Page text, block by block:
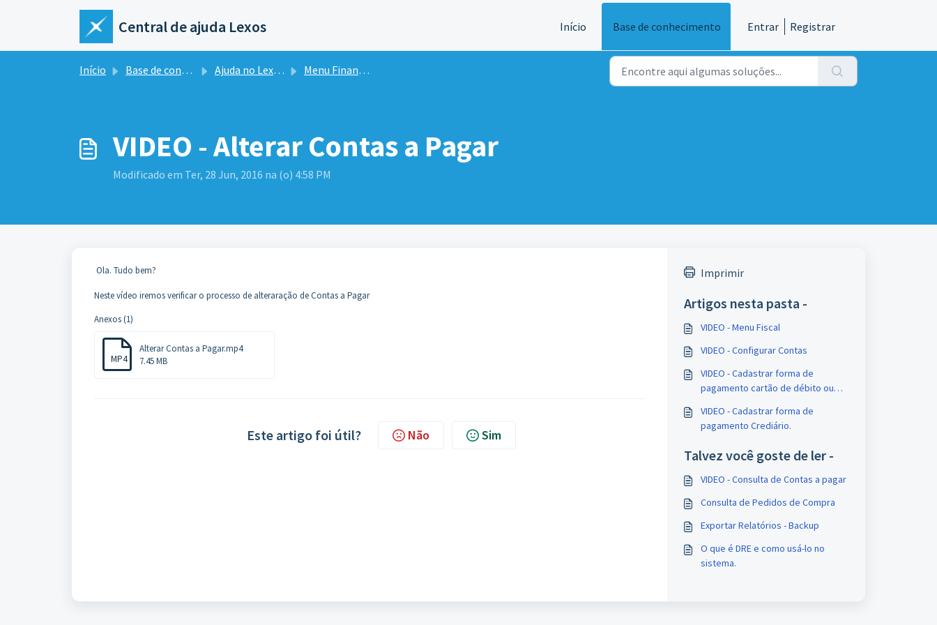
Ir para o conteúdo principal
Central de ajuda Lexos Início Base de conhecimento Entrar Registrar
Início Base de conhecimento Ajuda no Lexos ERP Menu Financeiro
VIDEO - Alterar Contas a Pagar
Modificado em Ter, 28 Jun, 2016 na (o) 4:58 PM
Ola. Tudo bem?
Neste vídeo iremos verificar o processo de alteraração de Contas a Pagar
Anexos (1)
MP4
Alterar Contas a Pagar.mp4
7.45 MB
Este artigo foi útil? Não Sim
Imprimir
Artigos nesta pasta -
VIDEO - Menu Fiscal
VIDEO - Configurar Contas
VIDEO - Cadastrar forma de
pagamento cartão de débito ou
VIDEO - Cadastrar forma de
pagamento Crediário.
Talvez você goste de ler -
VIDEO - Consulta de Contas a pagar
Consulta de Pedidos de Compra
Exportar Relatórios - Backup
O que é DRE e como usá-lo no
sistema.